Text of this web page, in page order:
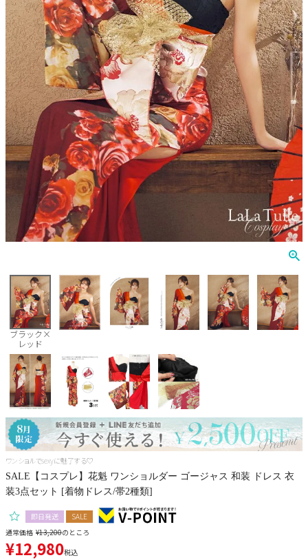
制服
ナース
鬼
ミリタリー
ウエイトレス
キャラクター
悪魔
花魁
ゾンビ
サンタ
コスプレ小物
ブラック×
レッド
ワンショルでsexyに魅了する♡
SALE【コスプレ】花魁 ワンショルダー ゴージャス 和装 ドレス 衣
装3点セット [着物ドレス/帯2種類]
即日発送
SALE
通常価格 ¥13,200のところ
¥12,980税込